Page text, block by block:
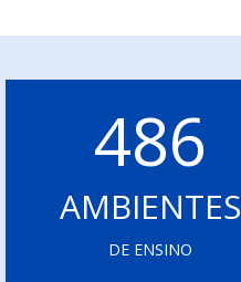
486
AMBIENTES
DE ENSINO